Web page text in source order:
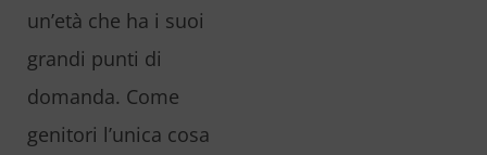
un’età che ha i suoi
grandi punti di
domanda. Come
genitori l’unica cosa